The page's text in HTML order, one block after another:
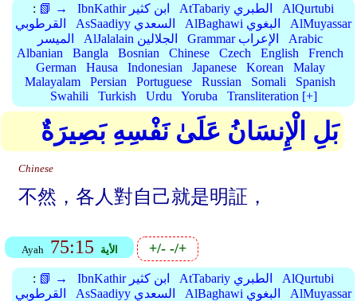
: 📗 → IbnKathir ابن كثير AtTabariy الطبري
AlQurtubi
القرطوبي
AsSaadiyy السعدي AlBaghawi البغوي
AlMuyassar
الميسر
AlJalalain الجلالين Grammar الإعراب
Arabic
Albanian
Bangla Bosnian Chinese Czech English
French
German
Hausa Indonesian Japanese Korean
Malay
Malayalam
Persian Portuguese Russian Somali
Spanish
Swahili
Turkish Urdu Yoruba Transliteration [+]
بَلِ الْإِنسَانُ عَلَىٰ نَفْسِهِ بَصِيرَةٌ
Chinese
不然，各人對自己就是明証，
Ayah 75:15 الأية +/--/+
: 📗 → IbnKathir ابن كثير AtTabariy الطبري
AlQurtubi
القرطوبي
AsSaadiyy السعدي AlBaghawi البغوي
AlMuyassar